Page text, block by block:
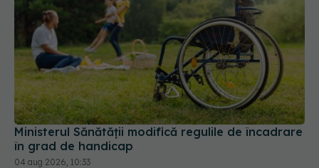
Ministerul Sănătății modifică regulile de încadrare
în grad de handicap
04 aug 2026, 10:33